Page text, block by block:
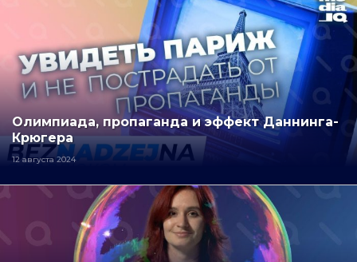
Олимпиада, пропаганда и эффект Даннинга-
Крюгера
12 августа 2024